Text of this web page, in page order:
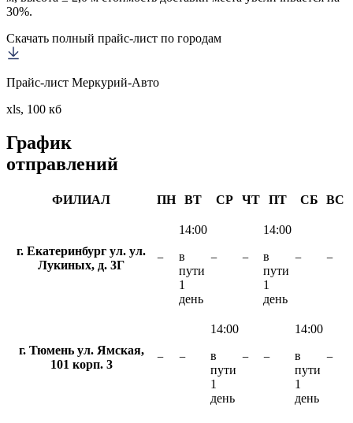
30%.
Скачать полный прайс-лист по городам
Прайс-лист Меркурий-Авто
xls, 100 кб
График
отправлений
ФИЛИАЛ ПН ВТ СР ЧТ ПТ СБ ВС
г. Екатеринбург ул. ул.
Лукиных, д. 3Г
−
14:00
в
пути
1
день
− −
14:00
в
пути
1
день
− −
г. Тюмень ул. Ямская,
101 корп. 3
− −
14:00
в
пути
1
день
− −
14:00
в
пути
1
день
−